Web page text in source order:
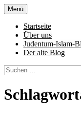
Zum
Inhalt
springen
Al-Adala.de
von allem
Menü
Startseite
Über uns
Judentum-Islam-
Der alte Blog
Suchen
nach: